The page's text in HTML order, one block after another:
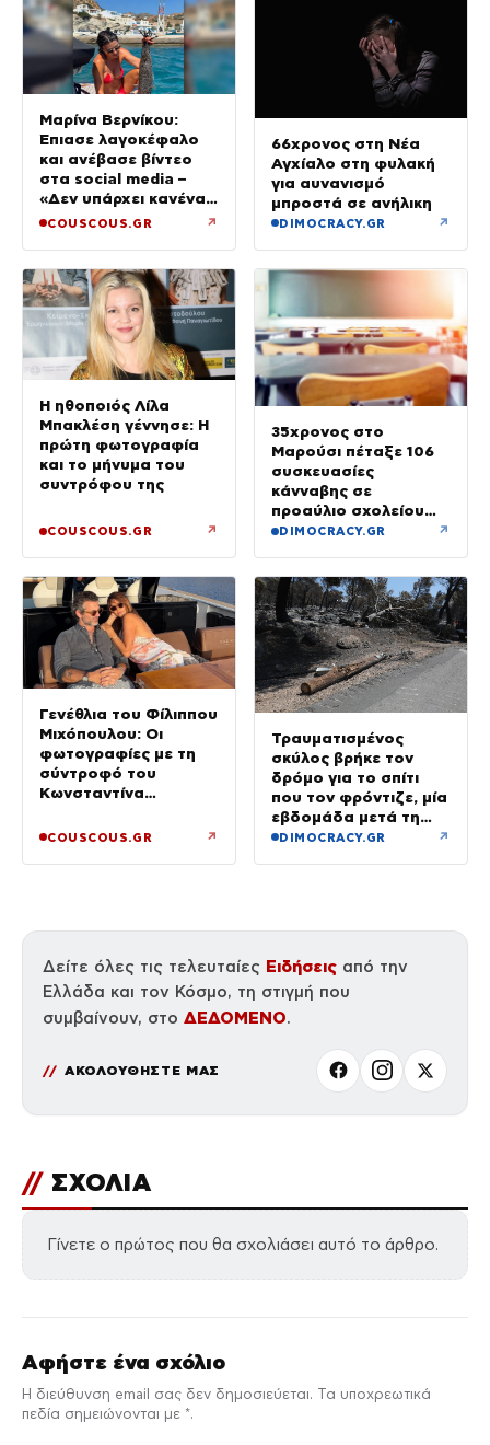
Μαρίνα Βερνίκου:
Έπιασε λαγοκέφαλο
και ανέβασε βίντεο
στα social media –
«Δεν υπάρχει κανένας
λόγος να φοβόμαστε»
COUSCOUS.GR ↗
66χρονος στη Νέα
Αγχίαλο στη φυλακή
για αυνανισμό
μπροστά σε ανήλικη
DIMOCRACY.GR ↗
Η ηθοποιός Λίλα
Μπακλέση γέννησε: Η
πρώτη φωτογραφία
και το μήνυμα του
συντρόφου της
COUSCOUS.GR ↗
35χρονος στο
Μαρούσι πέταξε 106
συσκευασίες
κάνναβης σε
προαύλιο σχολείου
και έφυγε μόλις είδε
DIMOCRACY.GR ↗
Γενέθλια του Φίλιππου
Μιχόπουλου: Οι
φωτογραφίες με τη
σύντροφό του
Κωνσταντίνα
δημόσιο «Σ’ αγαπώ»
COUSCOUS.GR ↗
Τραυματισμένος
σκύλος βρήκε τον
δρόμο για το σπίτι
που τον φρόντιζε, μία
εβδομάδα μετά τη
φωτιά στο Πόρτο
DIMOCRACY.GR ↗
Δείτε όλες τις τελευταίες Ειδήσεις από την
Ελλάδα και τον Κόσμο, τη στιγμή που
συμβαίνουν, στο ΔΕΔΟΜΕΝΟ.
ΑΚΟΛΟΥΘΗΣΤΕ ΜΑΣ
// ΣΧΟΛΙΑ
Γίνετε ο πρώτος που θα σχολιάσει αυτό το άρθρο.
Αφήστε ένα σχόλιο
Η διεύθυνση email σας δεν δημοσιεύεται. Τα υποχρεωτικά
πεδία σημειώνονται με *.